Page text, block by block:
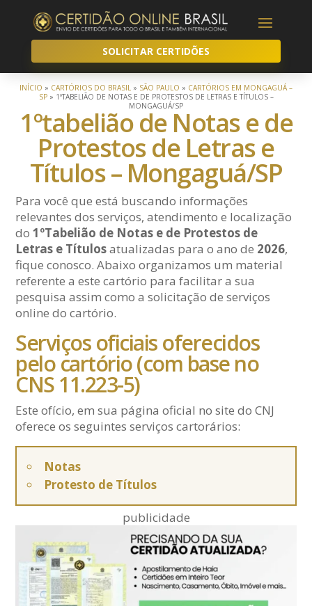
SOLICITAR CERTIDÕES
INÍCIO » CARTÓRIOS DO BRASIL » SÃO PAULO » CARTÓRIOS EM MONGAGUÁ –
SP» 1ºTABELIÃO DE NOTAS E DE PROTESTOS DE LETRAS E TÍTULOS –
MONGAGUÁ/SP
1ºtabelião de Notas e de
Protestos de Letras e
Títulos – Mongaguá/SP
Para você que está buscando informações
relevantes dos serviços, atendimento e localização
do1ºTabelião de Notas e de Protestos de
Letras e Títulosatualizadas para o ano de 2026,
fique conosco. Abaixo organizamos um material
referente a este cartório para facilitar a sua
pesquisa assim como a solicitação de serviços
online do cartório.
Serviços oficiais oferecidos
pelo cartório (com base no
CNS 11.223-5)
Este ofício, em sua página oficial no site do CNJ
oferece os seguintes serviços cartorários:
Notas
Protesto de Títulos
publicidade